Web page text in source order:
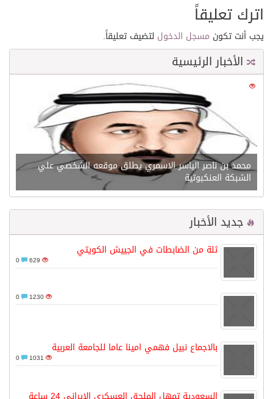
اترك تعليقاً
يجب أنت تكون مسجل الدخول لتضيف تعليقاً.
الأخبار الرئيسية
21611
محمد بن ناصر الياسر الاسمري يطلق موقعه الشخصي علي
الشبكة العنكبوتية
جديد الأخبار
ثلة من الضابطات في الجييش الكويتي
629
1230
بالاجماع نبيل فهمي امينا عاما للجامعة العربية
1031